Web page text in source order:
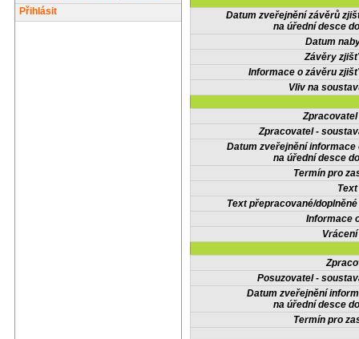
Přihlásit
Datum zveřejnění závěrů
na úřední desce
Datum
Závěry
Informace o závěru
Vliv na
Zpracovatel -
Datum zveřejnění informace
na úřední desce
Termín pro
Text přepracované/
Informace
Posuzovatel -
Datum zveřejnění
na úřední desce
Termín pro